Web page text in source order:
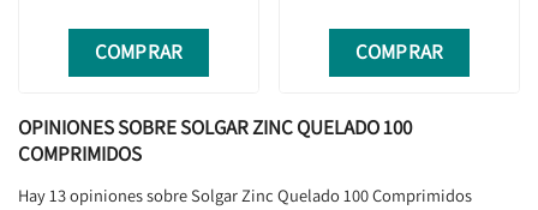
COMPRAR COMPRAR
OPINIONES SOBRE SOLGAR ZINC QUELADO 100
COMPRIMIDOS
Hay 13 opiniones sobre Solgar Zinc Quelado 100 Comprimidos